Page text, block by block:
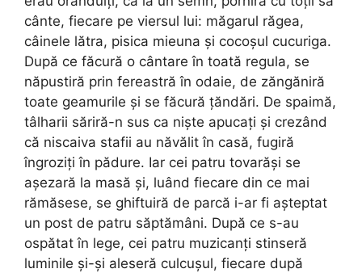
cânte, fiecare pe viersul lui: măgarul răgea,
câinele lătra, pisica mieuna și cocoșul cucuriga.
După ce făcură o cântare în toată regula, se
năpustiră prin fereastră în odaie, de zăngăniră
toate geamurile și se făcură țăndări. De spaimă,
tâlharii săriră-n sus ca niște apucați și crezând
că niscaiva stafii au năvălit în casă, fugiră
îngroziți în pădure. Iar cei patru tovarăși se
așezară la masă și, luând fiecare din ce mai
rămăsese, se ghiftuiră de parcă i-ar fi așteptat
un post de patru săptămâni. După ce s-au
ospătat în lege, cei patru muzicanți stinseră
luminile și-și aleseră culcușul, fiecare după